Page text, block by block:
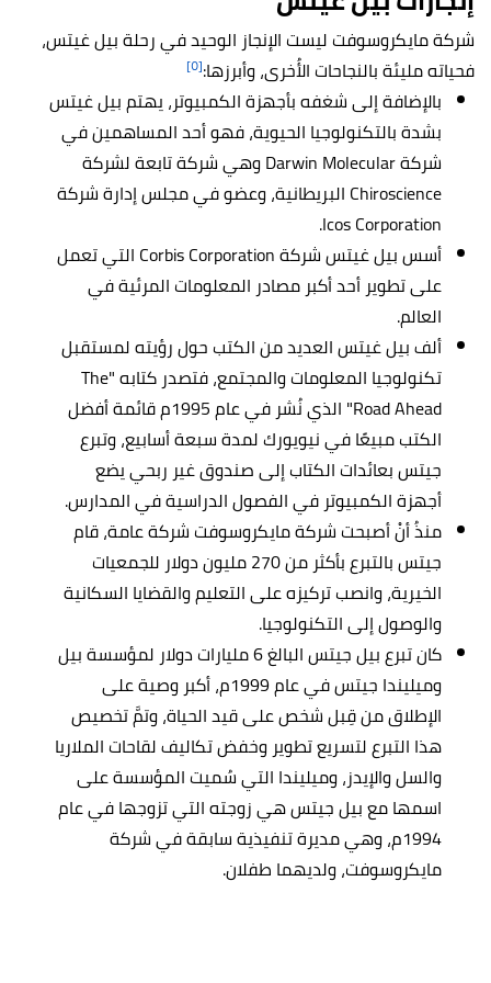
شركة مايكروسوفت ليست الإنجاز الوحيد في رحلة بيل غيتس،
فحياته مليئة بالنجاحات الأُخرى، وأبرزها:[٥]
بالإضافة إلى شغفه بأجهزة الكمبيوتر، يهتم بيل غيتس
بشدة بالتكنولوجيا الحيوية، فهو أحد المساهمين في
شركة Darwin Molecular وهي شركة تابعة لشركة
Chiroscience البريطانية، وعضو في مجلس إدارة شركة
Icos Corporation.
أسس بيل غيتس شركة Corbis Corporation التي تعمل
على تطوير أحد أكبر مصادر المعلومات المرئية في
العالم.
ألف بيل غيتس العديد من الكتب حول رؤيته لمستقبل
تكنولوجيا المعلومات والمجتمع، فتصدر كتابه "The
Road Ahead" الذي نُشر في عام 1995م قائمة أفضل
الكتب مبيعًا في نيويورك لمدة سبعة أسابيع، وتبرع
جيتس بعائدات الكتاب إلى صندوق غير ربحي يضع
أجهزة الكمبيوتر في الفصول الدراسية في المدارس.
منذُ أنْ أصبحت شركة مايكروسوفت شركة عامة، قام
جيتس بالتبرع بأكثر من 270 مليون دولار للجمعيات
الخيرية، وانصب تركيزه على التعليم والقضايا السكانية
والوصول إلى التكنولوجيا.
كان تبرع بيل جيتس البالغ 6 مليارات دولار لمؤسسة بيل
وميليندا جيتس في عام 1999م، أكبر وصية على
الإطلاق من قِبل شخص على قيد الحياة، وتمَّ تخصيص
هذا التبرع لتسريع تطوير وخفض تكاليف لقاحات الملاريا
والسل والإيدز، وميليندا التي سُميت المؤسسة على
اسمها مع بيل جيتس هي زوجته التي تزوجها في عام
1994م، وهي مديرة تنفيذية سابقة في شركة
مايكروسوفت، ولديهما طفلان.